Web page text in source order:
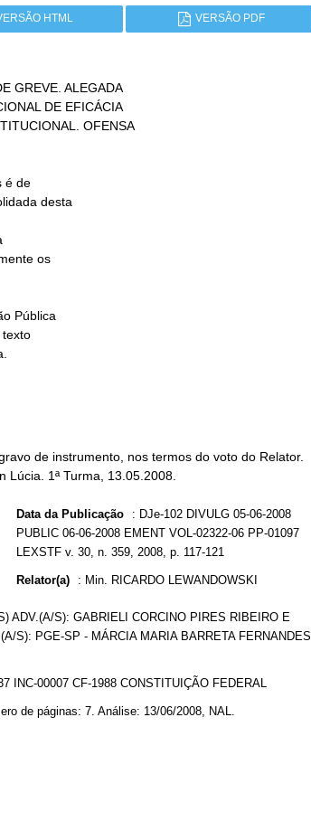
HTML VERSÃO PDF
GREVE. ALEGADA
de instrumento, nos termos do voto do Relator.
Lúcia. 1ª Turma, 13.05.2008.
Data da Publicação : DJe-102 DIVULG 05-06-2008
PUBLIC 06-06-2008 EMENT VOL-02322-06 PP-01097
LEXSTF v. 30, n. 359, 2008, p. 117-121
Relator(a) : Min. RICARDO LEWANDOWSKI
ADV.(A/S): GABRIELI CORCINO PIRES RIBEIRO E
S): PGE-SP - MÁRCIA MARIA BARRETA FERNANDES
INC-00007 CF-1988 CONSTITUIÇÃO FEDERAL
de páginas: 7. Análise: 13/06/2008, NAL.